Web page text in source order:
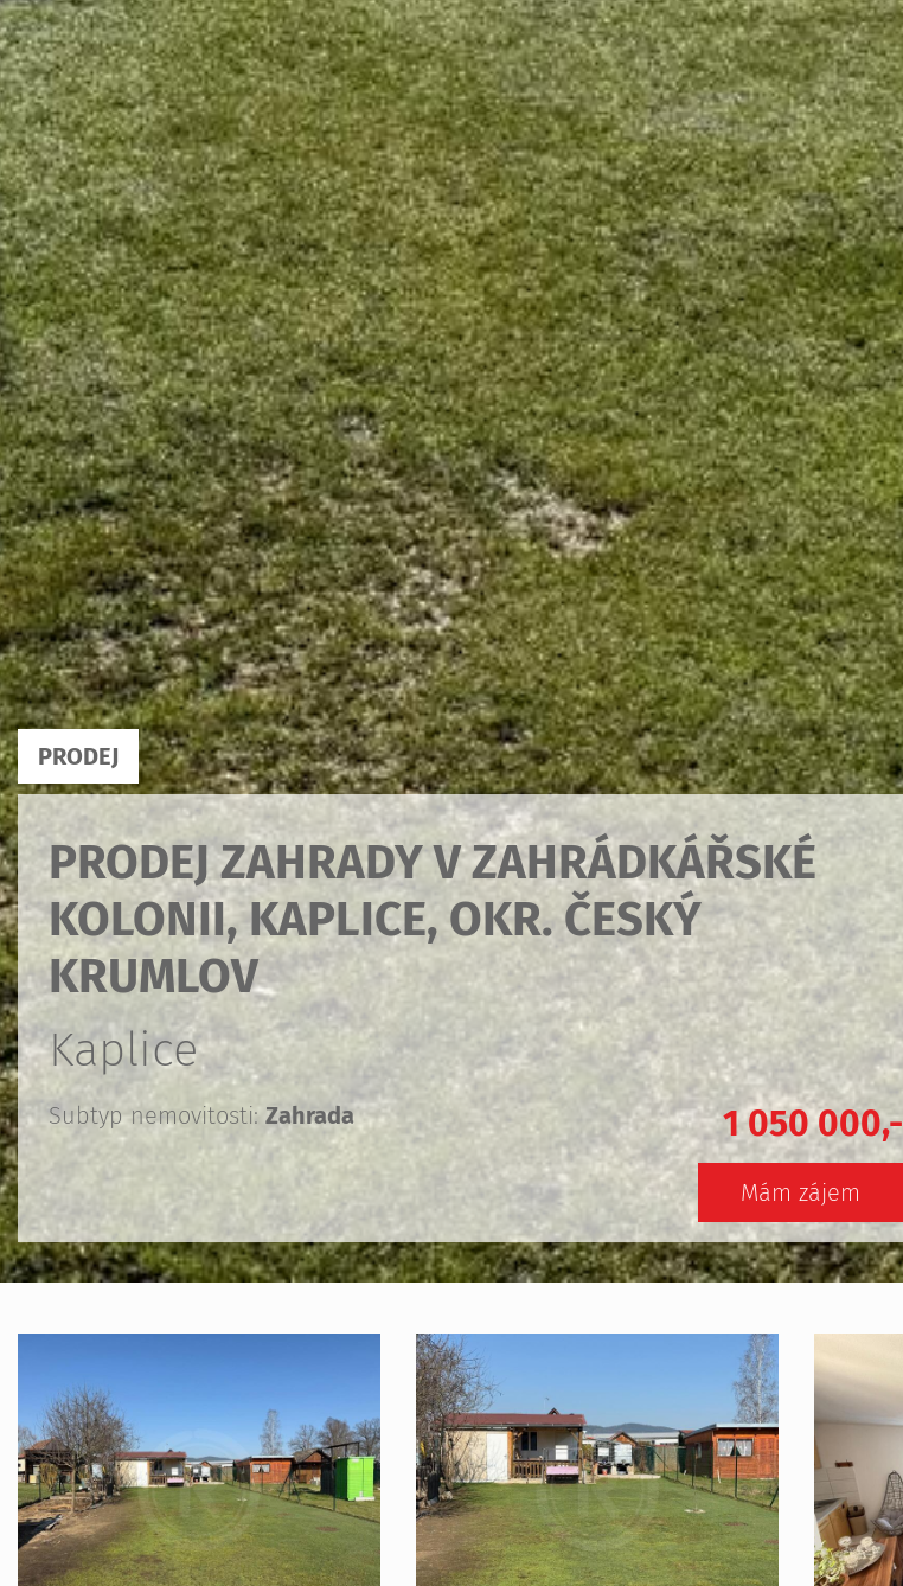
PRODEJ
PRODEJ ZAHRADY V ZAHRÁDKÁŘSKÉ
KOLONII, KAPLICE, OKR. ČESKÝ
KRUMLOV
Kaplice
Subtyp nemovitosti: Zahrada 1 050 000,-
Mám zájem